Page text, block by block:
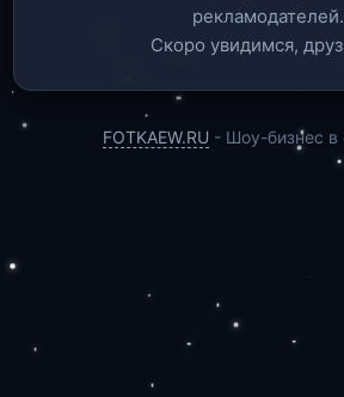
рекламодателей.
Скоро увидимся,
FOTKAEW.RU - Шоу-бизнес в